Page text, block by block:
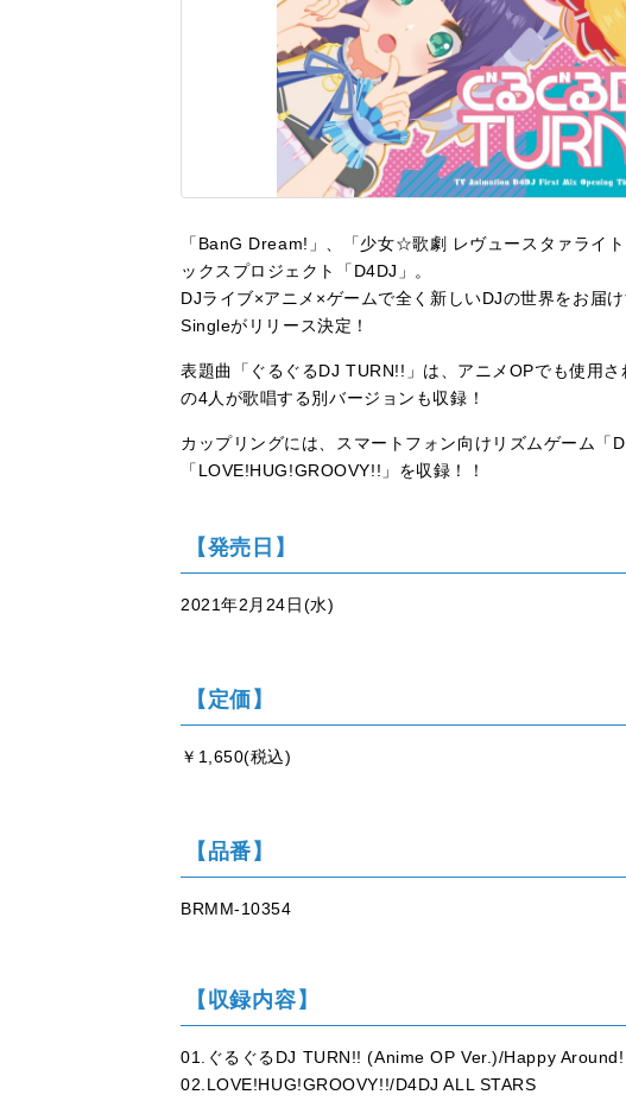
「BanG Dream!」、「少女☆歌劇 レヴュースタァライ
ックスプロジェクト「D4DJ」。
DJライブ×アニメ×ゲームで全く新しいDJの世界をお届
Singleがリリース決定！
表題曲「ぐるぐるDJ TURN!!」は、アニメOPでも使用
の4人が歌唱する別バージョンも収録！
カップリングには、スマートフォン向けリズムゲーム「
「LOVE!HUG!GROOVY!!」を収録！！
【発売日】
2021年2月24日(水)
【定価】
￥1,650(税込)
【品番】
BRMM-10354
【収録内容】
01.ぐるぐるDJ TURN!! (Anime OP Ver.)/Happy
02.LOVE!HUG!GROOVY!!/D4DJ ALL STARS